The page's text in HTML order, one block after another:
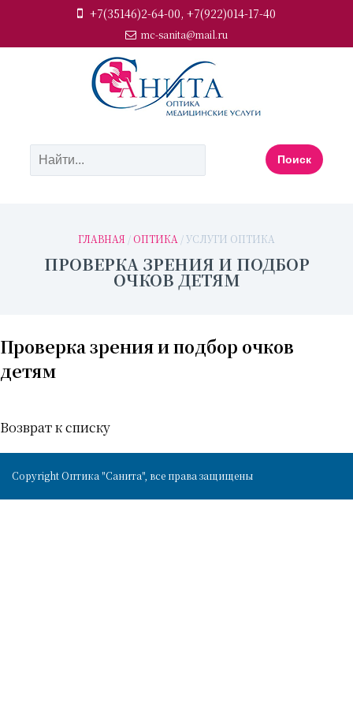
+7(35146)2-64-00, +7(922)014-17-40
mc-sanita@mail.ru
ГЛАВНАЯ / ОПТИКА / УСЛУГИ ОПТИКА
ПРОВЕРКА ЗРЕНИЯ И ПОДБОР
ОЧКОВ ДЕТЯМ
Проверка зрения и подбор очков
детям
Возврат к списку
Copyright Оптика "Санита", все права защищены